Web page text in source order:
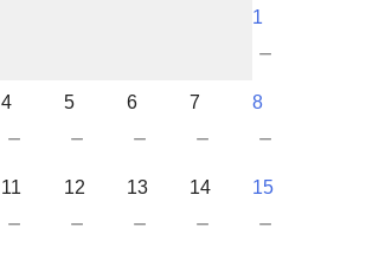
1
－
4
－
5
－
6
－
7
－
8
－
11
－
12
－
13
－
14
－
15
－